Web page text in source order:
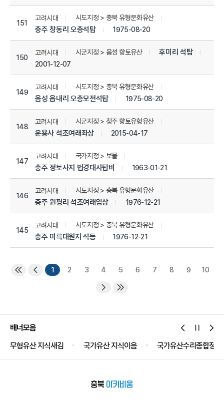
151
고려시대 시도지정 > 충북 유형문화유산
충주 창동리 오층석탑 1975-08-20
150
고려시대 시군지정 > 음성 향토유산 후미리 석탑
2001-12-07
149
고려시대 시도지정 > 충북 유형문화유산
음성 읍내리 오층모전석탑 1975-08-20
148
고려시대 시군지정 > 청주 향토유형유산
운용사 석조여래좌상 2015-04-17
147
고려시대 국가지정 > 보물
충주 정토사지 법경대사탑비 1963-01-21
146
고려시대 시도지정 > 충북 유형문화유산
충주 원평리 석조여래입상 1976-12-21
145
고려시대 시도지정 > 충북 유형문화유산
충주 미륵대원지 석등 1976-12-21
1 2 3 4 5 6 7 8 9 10
배너모음
무형유산 지식새김
국가유산 지식이음 국가유산수리종합정보